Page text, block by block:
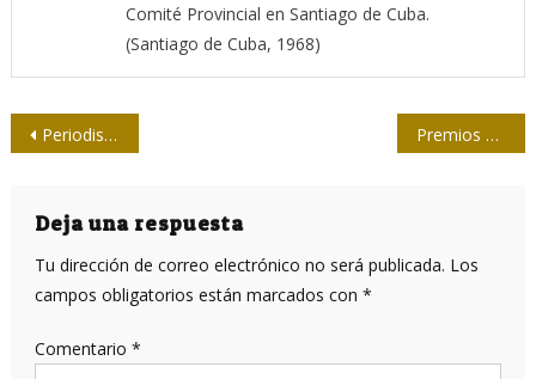
Comité Provincial en Santiago de Cuba.
(Santiago de Cuba, 1968)
Navegación
entradas
Periodistas santiagueros se proponen mejorar la calidad del trabajo Premios a la dedicación cotidiana
Deja una respuesta
Tu dirección de correo electrónico no será publicada. Los
campos obligatorios están marcados con *
Comentario *